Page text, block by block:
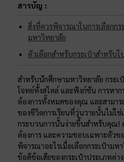
สารบัญ :
สิ่งที่ควรพิจารณาในการเลือกกร
มหาวิทยาลัย
ตัวเลือกสำหรับกระเป๋าสำหรับ
สำหรับนักศึกษามหาวิทยาลัย กระเ
โจทย์ทั้งสไตล์ และฟังก์ชัน การหาก
ต้องการทั้งหมดของคุณ และสามา
ของชีวิตการเรียนที่วุ่นวายนั้นไม่ใช่
กระบวนการนั้นง่ายขึ้นสำหรับคุณ!
ต้องการ และความชอบเฉพาะตัวข
พิจารณาอะไรเมื่อเลือกกระเป๋ามห
ข้อดีข้อเสียของกระเป๋าประเภทต่า